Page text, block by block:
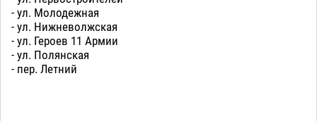
- ул. Молодежная
- ул. Нижневолжская
- ул. Героев 11 Армии
- ул. Полянская
- пер. Летний